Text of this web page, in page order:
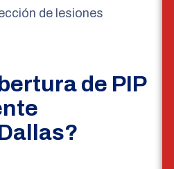
de lesiones
de PIP